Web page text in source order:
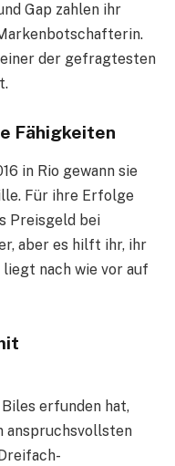
Gap zahlen ihr
einer der gefragtesten
Fähigkeiten
in Rio gewann sie
Für ihre Erfolge
Preisgeld bei
aber es hilft ihr, ihr
nach wie vor auf
erfunden hat,
anspruchsvollsten